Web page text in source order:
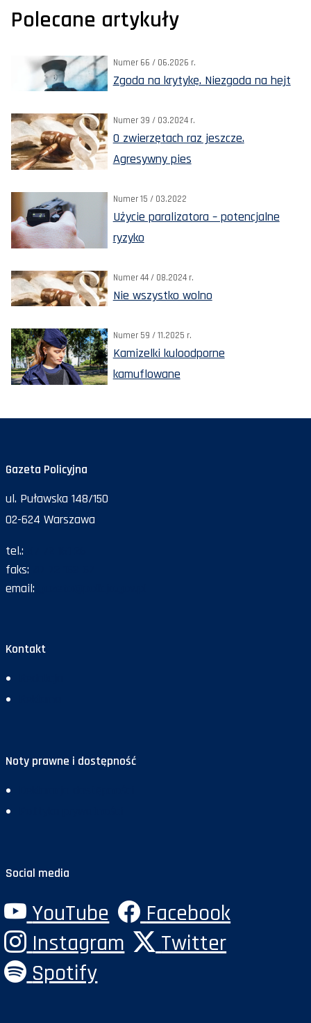
Polecane artykuły
Numer 66 / 06.2026 r.
Zgoda na krytykę. Niezgoda na hejt
Numer 39 / 03.2024 r.
O zwierzętach raz jeszcze.
Agresywny pies
Numer 15 / 03.2022
Użycie paralizatora – potencjalne
ryzyko
Numer 44 / 08.2024 r.
Nie wszystko wolno
Numer 59 / 11.2025 r.
Kamizelki kuloodporne
kamuflowane
Gazeta Policyjna
ul. Puławska 148/150
02-624 Warszawa
tel.:
faks:
email:
Kontakt
Noty prawne i dostępność
Social media
YouTube
Facebook
Instagram
Twitter
Spotify